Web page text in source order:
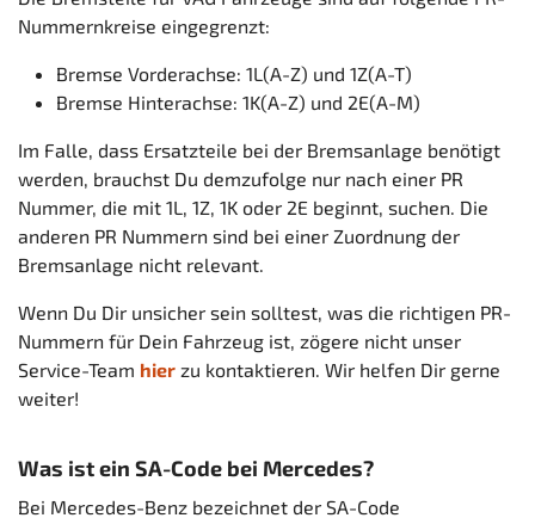
Nummernkreise eingegrenzt:
Bremse Vorderachse: 1L(A-Z) und 1Z(A-T)
Bremse Hinterachse: 1K(A-Z) und 2E(A-M)
Im Falle, dass Ersatzteile bei der Bremsanlage benötigt
werden, brauchst Du demzufolge nur nach einer PR
Nummer, die mit 1L, 1Z, 1K oder 2E beginnt, suchen. Die
anderen PR Nummern sind bei einer Zuordnung der
Bremsanlage nicht relevant.
Wenn Du Dir unsicher sein solltest, was die richtigen PR-
Nummern für Dein Fahrzeug ist, zögere nicht unser
Service-Team hier zu kontaktieren. Wir helfen Dir gerne
weiter!
Was ist ein SA-Code bei Mercedes?
Bei Mercedes-Benz bezeichnet der SA-Code